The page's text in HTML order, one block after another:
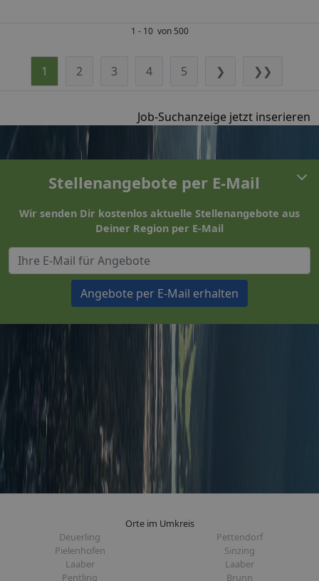
1 - 10 von 500
1 2 3 4 5 ❯ ❯❯
Job-Suchanzeige jetzt inserieren
Stellenangebote per E-Mail
Wir senden Dir kostenlos aktuelle Stellenangebote aus
Deiner Region per E-Mail
Angebote per E-Mail erhalten
Orte im Umkreis
Deuerling
Pettendorf
Pielenhofen
Sinzing
Laaber
Laaber
Pentling
Brunn